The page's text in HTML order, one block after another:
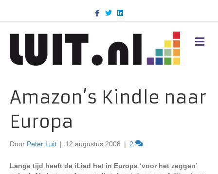
c
k
T
w
i
n
d
M
E
Amazon’s Kindle naar
Europa
Door Peter Luit | 12 augustus 2008 | 2
Lange tijd heeft de iLiad het in Europa ‘voor het zeggen’